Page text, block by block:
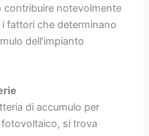
contribuire notevolmente
fattori che determinano
dell’impianto
di accumulo per
si trova